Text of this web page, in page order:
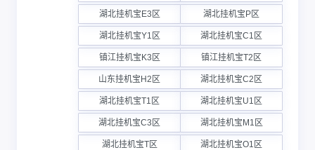
湖北挂机宝E3区 湖北挂机宝P区
湖北挂机宝Y1区 湖北挂机宝C1区
镇江挂机宝K3区 镇江挂机宝T2区
山东挂机宝H2区 湖北挂机宝C2区
湖北挂机宝T1区 湖北挂机宝U1区
湖北挂机宝C3区 湖北挂机宝M1区
湖北挂机宝T区 湖北挂机宝O1区